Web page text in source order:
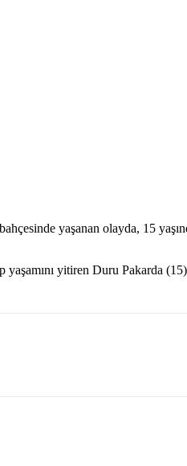
yaşanan olayda, 15
yitiren Duru Pakarda